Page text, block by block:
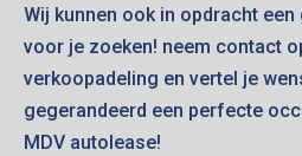
Wij kunnen ook in opdracht
voor je zoeken! neem contact
verkoopadeling en vertel je
gegerandeerd een perfecte
MDV autolease!